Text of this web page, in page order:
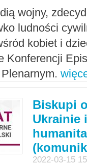
wojny,
ludności
kobiet i
Konferencji
Biskupi
Ukrainie
2022-03-15